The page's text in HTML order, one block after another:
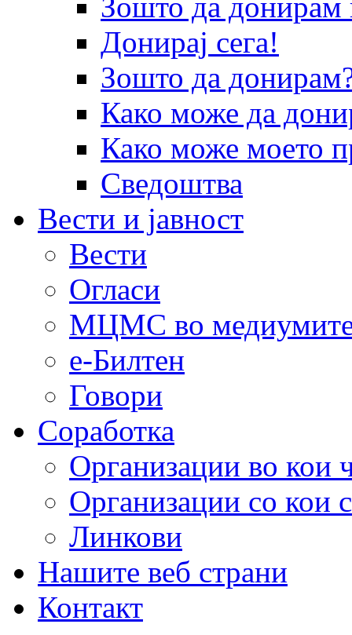
Донирај сега!
Зошто да
Како може да
Како може моето
Сведоштва
Вести и јавност
Вести
Огласи
МЦМС во
е-Билтен
Говори
Соработка
Организации во кои
Организации со кои
Линкови
Нашите веб страни
Контакт